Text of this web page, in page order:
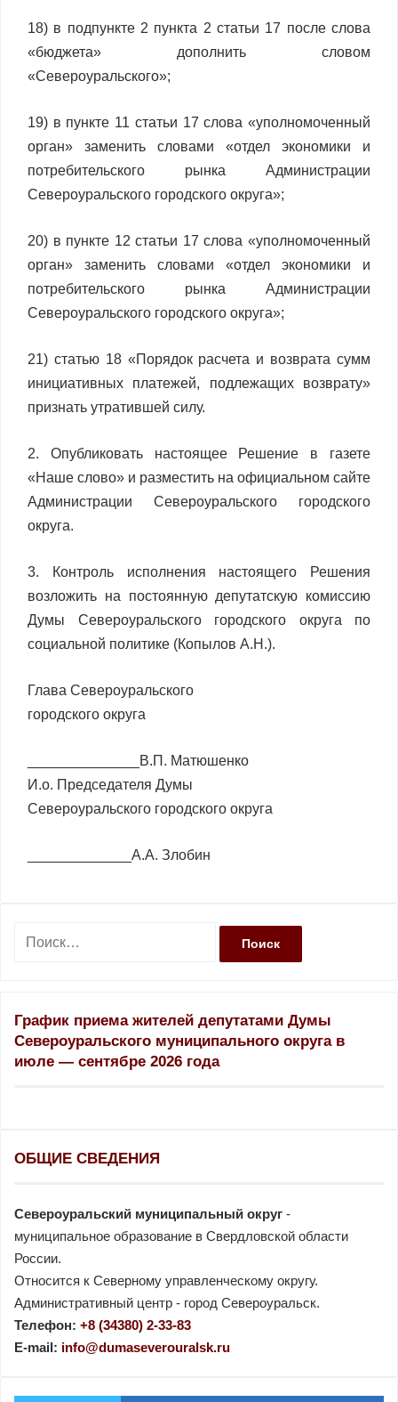
18) в подпункте 2 пункта 2 статьи 17 после слова
«бюджета» дополнить словом
«Североуральского»;
19) в пункте 11 статьи 17 слова «уполномоченный
орган» заменить словами «отдел экономики и
потребительского рынка Администрации
Североуральского городского округа»;
20) в пункте 12 статьи 17 слова «уполномоченный
орган» заменить словами «отдел экономики и
потребительского рынка Администрации
Североуральского городского округа»;
21) статью 18 «Порядок расчета и возврата сумм
инициативных платежей, подлежащих возврату»
признать утратившей силу.
2. Опубликовать настоящее Решение в газете
«Наше слово» и разместить на официальном сайте
Администрации Североуральского городского
округа.
3. Контроль исполнения настоящего Решения
возложить на постоянную депутатскую комиссию
Думы Североуральского городского округа по
социальной политике (Копылов А.Н.).
Глава Североуральского
городского округа
______________В.П. Матюшенко
И.о. Председателя Думы
Североуральского городского округа
_____________А.А. Злобин
:График приема жителей депутатами Думы
Североуральского муниципального округа в
июле — сентябре 2026 года
ОБЩИЕ СВЕДЕНИЯ
Североуральский муниципальный округ -
муниципальное образование в Свердловской области
России.
Относится к Северному управленческому округу.
Административный центр - город Североуральск.
Телефон: +8 (34380) 2-33-83
E-mail: info@dumaseverouralsk.ru